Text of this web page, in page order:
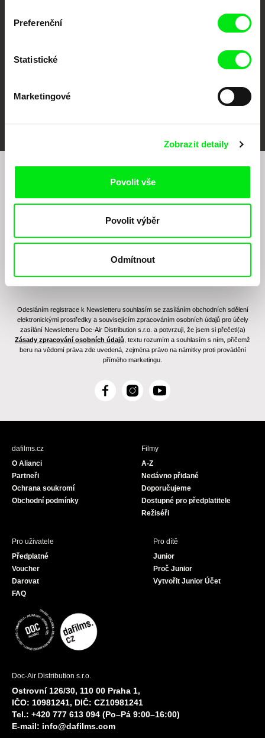
Preferenční
Statistické
Marketingové
Zobrazit detaily
Povolit vše
Povolit výběr
Odmítnout
Chcete být pravidelně informováni o našem
Odesláním registrace k Newsletteru souhlasím se zasíláním obchodních sdělení
elektronickými prostředky a souvisejícím zpracováním osobních údajů pro účely
zasílání Newsletteru Doc-Air Distribution s.r.o. a potvrzuji, že jsem si přečetl(a)
Zásady zpracování osobních údajů , textu rozumím a souhlasím s ním, přičemž
beru na vědomí práva zde uvedená, zejména právo na námitky proti provádění
přímého marketingu.
F
c
I
s
Y
u
dafilms.cz
O Alianci
Partneři
Ochrana soukromí
Obchodní podmínky
Filmy
A-Z
Nedávno přidané
Doporučujeme
Dostupné pro předplatitele
Režiséři
Pro uživatele
Předplatné
Voucher
Darovat
FAQ
Pro dítě
Junior
Proč Junior
Vytvořit Junior Účet
Doc-Air Distribution s.r.o.
Ostrovní 126/30, 110 00 Praha 1,
IČO: 10981241, DIČ: CZ10981241
Tel.: +420 777 613 094 (Po–Pá 9:00–16:00)
E-mail: info@dafilms.com